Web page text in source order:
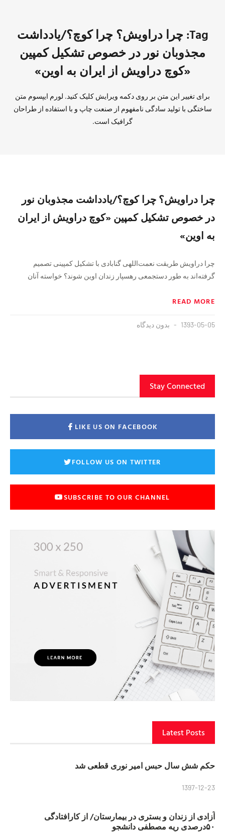
Tag: چرا دراویش؟ چرا کوچ؟/یادداشت
مجذوبان نور در خصوص تشکیل کمپین
«کوچ دراویش از ایران به اوین»
برای تغییر این متن بر روی دکمه ویرایش کلیک کنید. لورم ایپسوم متن
ساختگی با تولید سادگی نامفهوم از صنعت چاپ و با استفاده از طراحان
گرافیک است.
چرا دراویش؟ چرا کوچ؟/یادداشت مجذوبان نور
در خصوص تشکیل کمپین «کوچ دراویش از ایران
به اوین»
چرا دراویش طریقت نعمت‌اللهی گنابادی با تشکیل کمپینی تصمیم
گرفته‌اند به طور دستجمعی رهسپار زندان اوین شوند؟ خواسته آنان
READ MORE
1393-05-05 بدون دیدگاه
Stay Connected
LIKE US ON FACEBOOK
FOLLOW US ON TWITTER
SUBSCRIBE TO OUR CHANNEL
Latest Posts
حکم شش سال حبس امیر نوری قطعی شد
1397-12-23
آزادی از زندان و بستری در بیمارستان/ از کارافتادگی
۵۰درصدی ریه مصطفی دانشجو